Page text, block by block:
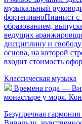
музыкальный
фортепианоПианист
образованием,
ведущих
дисциплину и
основа, на которой
входит стоимость
Классическая музыка
Времена года —
монастыре у моря.
Безупречная